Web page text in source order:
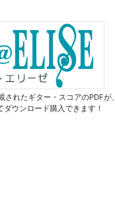
れたギター・スコアのPDFが、
ダウンロード購入できます！